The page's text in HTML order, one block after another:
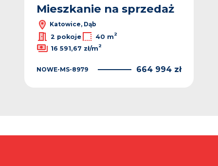
Mieszkanie na sprzedaż
Katowice, Dąb
2 pokoje
40 m2
16 591,67 zł/m2
NOWE-MS-8979 664 994 zł